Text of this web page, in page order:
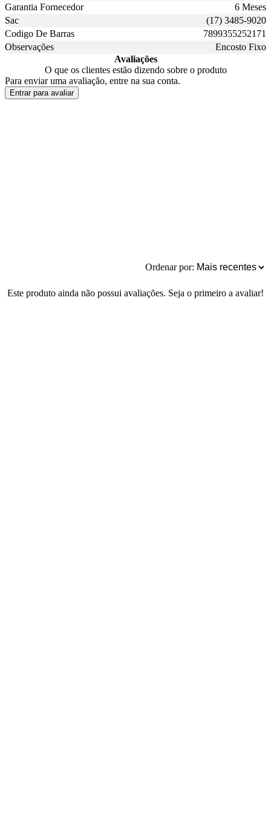
Garantia Fornecedor
6 Meses
Sac
(17) 3485-9020
Codigo De Barras
7899355252171
Observações
Encosto Fixo
Avaliações
O que os clientes estão dizendo sobre o produto
Para enviar uma avaliação, entre na sua conta.
Entrar para avaliar
Ordenar por:
Este produto ainda não possui avaliações. Seja o primeiro a avaliar!